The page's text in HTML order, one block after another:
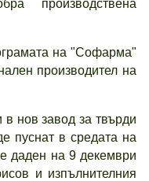
производствена
на "Софарма"
производител на
нов завод за твърди
пуснат в средата на
даден на 9 декември
и изпълнителния